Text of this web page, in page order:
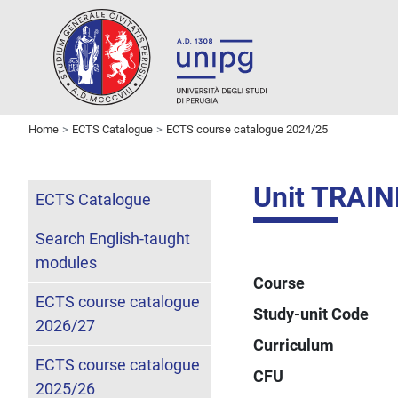
Home ECTS Catalogue ECTS course catalogue 2024/25
Unit
Course
Study-unit Code
Curriculum
CFU
ECTS Catalogue
Search English-taught
modules
ECTS course catalogue
2026/27
ECTS course catalogue
2025/26